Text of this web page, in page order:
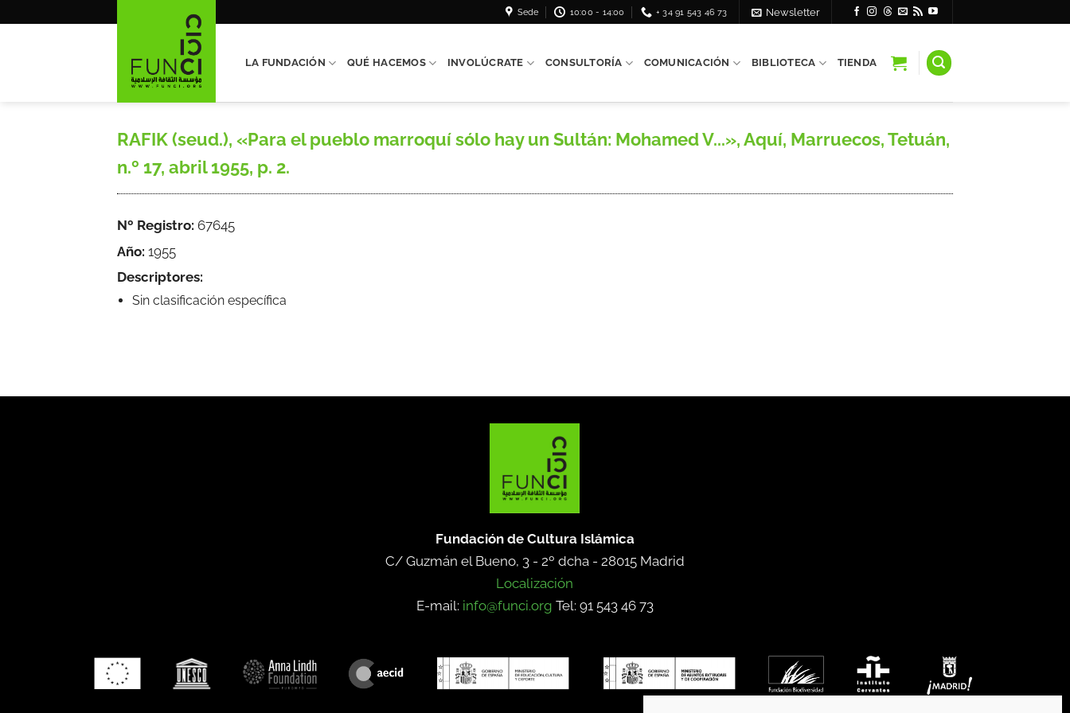
Sede 10:00 - 14:00 + 34 91 543 46 73 Newsletter
LA FUNDACIÓN QUÉ HACEMOS INVOLÚCRATE CONSULTORÍA COMUNICACIÓN BIBLIOTECA TIENDA
RAFIK (seud.), «Para el pueblo marroquí sólo hay un Sultán: Mohamed V...», Aquí, Marruecos, Tetuán,
n.º 17, abril 1955, p. 2.
Nº Registro: 67645
Año: 1955
Descriptores:
Sin clasificación específica
Fundación de Cultura Islámica
C/ Guzmán el Bueno, 3 - 2º dcha - 28015 Madrid
Localización
E-mail: info@funci.org Tel: 91 543 46 73